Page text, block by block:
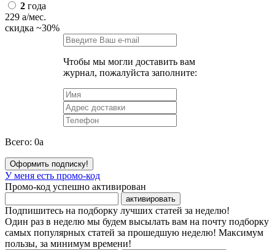
2 года
229 a/мес.
скидка ~30%
Чтобы мы могли доставить вам
журнал, пожалуйста заполните:
Всего: 0a
Оформить подписку!
У меня есть промо-код
Промо-код успешно активирован
активировать
Подпишитесь на подборку лучших статей за неделю!
Один раз в неделю мы будем высылать вам на почту подборку
самых популярных статей за прошедшую неделю! Максимум
пользы, за минимум времени!